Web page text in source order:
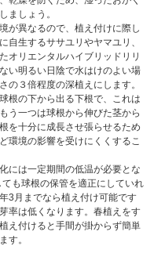
ましょう。
が異なるので、植え付けに際し
自生するササユリやヤマユリ、
オリエンタルハイブリッドリリ
い明るい日陰で水はけのよい場
の３倍程度の深植えにします。
根の下から出る下根で、これは
う一つは球根から伸びた茎から
を十分に成長させ張らせるため
環境の影響を受けにくくするこ
には一定期間の低温が必要とな
も球根の保管を適正にしていれ
3月までなら植え付け可能です
率は低くなります。春植えをす
え付けると手間が掛からず簡単
す。